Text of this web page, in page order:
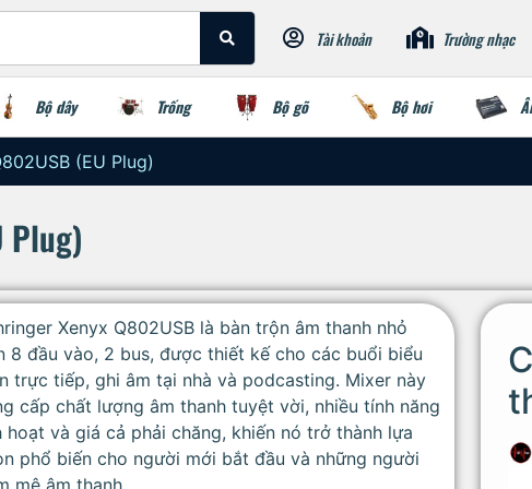
Tài khoản Trường nhạc
Bộ dây Trống Bộ gõ Bộ hơi
(EU Plug)
Plug)
Xenyx Q802USB là bàn trộn âm thanh nhỏ
8 đầu vào, 2 bus, được thiết kế cho các buổi biểu
trực tiếp, ghi âm tại nhà và podcasting. Mixer này
cấp chất lượng âm thanh tuyệt vời, nhiều tính năng
hoạt và giá cả phải chăng, khiến nó trở thành lựa
phổ biến cho người mới bắt đầu và những người
mê âm thanh.